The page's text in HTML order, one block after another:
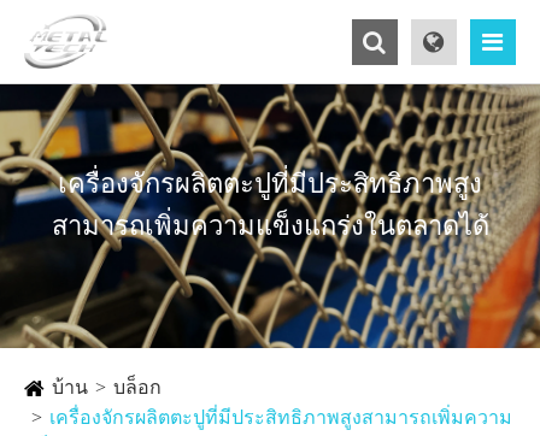
เครื่องจักรผลิตตะปูที่มีประสิทธิภาพสูง
สามารถเพิ่มความแข็งแกร่งในตลาดได้
บ้าน
บล็อก
เครื่องจักรผลิตตะปูที่มีประสิทธิภาพสูงสามารถเพิ่มความ